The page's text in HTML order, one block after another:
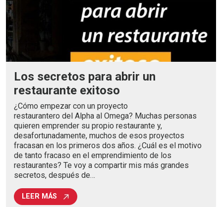
Los secretos para abrir un
restaurante exitoso
¿Cómo empezar con un proyecto
restaurantero del Alpha al Omega? Muchas personas
quieren emprender su propio restaurante y,
desafortunadamente, muchos de esos proyectos
fracasan en los primeros dos años. ¿Cuál es el motivo
de tanto fracaso en el emprendimiento de los
restaurantes? Te voy a compartir mis más grandes
secretos, después de…
LEER MÁS